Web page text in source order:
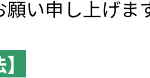
い申し上げま